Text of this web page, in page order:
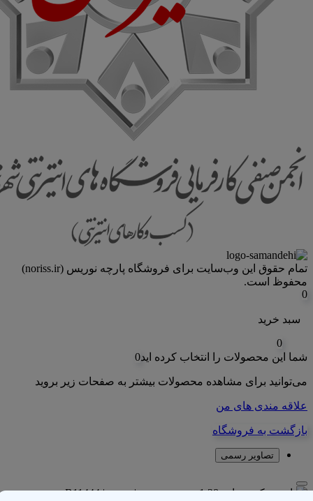
تمام حقوق اين وب‌سايت برای فروشگاه پارچه نوریس (noriss.ir)
محفوظ است.
0
سبد خرید
0
شما این محصولات را انتخاب کرده اید0
می‌توانید برای مشاهده محصولات بیشتر به صفحات زیر بروید
علاقه مندی های من
بازگشت به فروشگاه
تصاویر رسمی